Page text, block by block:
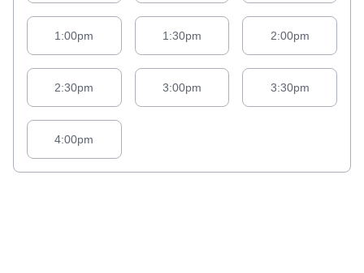
1:00pm 1:30pm 2:00pm
2:30pm 3:00pm 3:30pm
4:00pm